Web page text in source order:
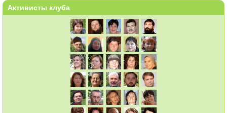
Активисты клуба